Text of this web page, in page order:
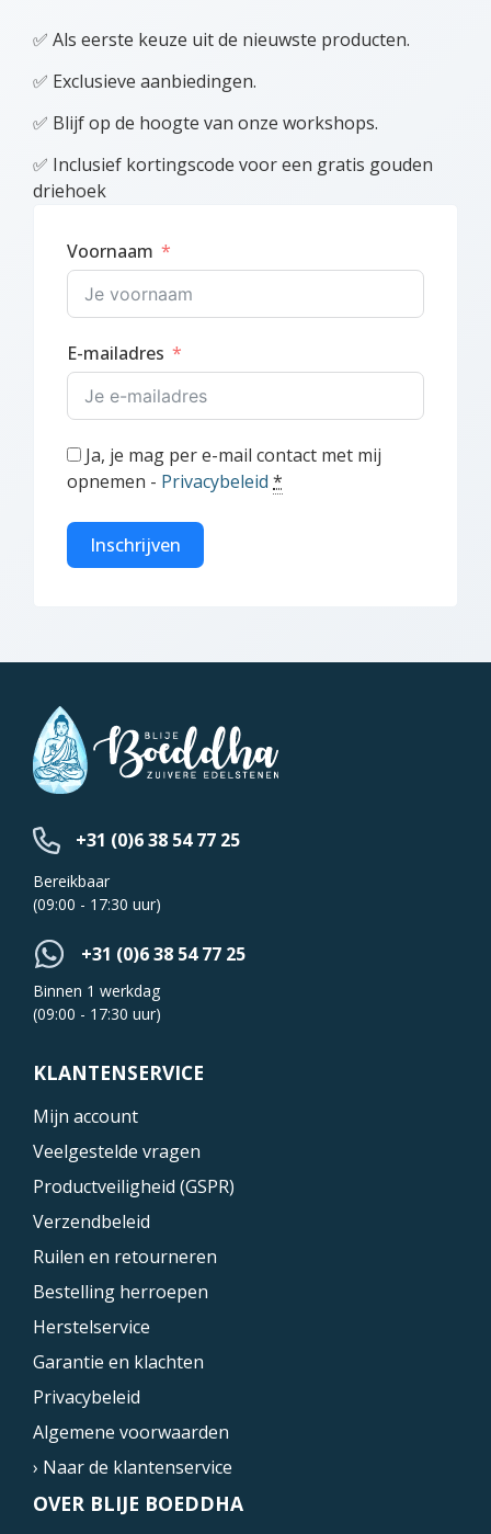
✅ Als eerste keuze uit de nieuwste producten.
✅ Exclusieve aanbiedingen.
✅ Blijf op de hoogte van onze workshops.
✅ Inclusief kortingscode voor een gratis gouden
driehoek
Voornaam
E-mailadres
Ja, je mag per e-mail contact met mij
opnemen - Privacybeleid *
Inschrijven
+31 (0)6 38 54 77 25
Bereikbaar
(09:00 - 17:30 uur)
+31 (0)6 38 54 77 25
Binnen 1 werkdag
(09:00 - 17:30 uur)
KLANTENSERVICE
Mijn account
Veelgestelde vragen
Productveiligheid (GSPR)
Verzendbeleid
Ruilen en retourneren
Bestelling herroepen
Herstelservice
Garantie en klachten
Privacybeleid
Algemene voorwaarden
› Naar de klantenservice
OVER BLIJE BOEDDHA